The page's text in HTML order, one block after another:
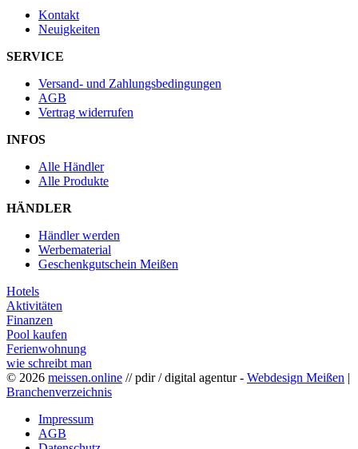
Kontakt
Neuigkeiten
SERVICE
Versand- und Zahlungsbedingungen
AGB
Vertrag widerrufen
INFOS
Alle Händler
Alle Produkte
HÄNDLER
Händler werden
Werbematerial
Geschenkgutschein Meißen
Hotels
Aktivitäten
Finanzen
Pool kaufen
Ferienwohnung
wie schreibt man
© 2026 meissen.online // pdir / digital agentur - Webdesign Meißen |
Branchenverzeichnis
Impressum
AGB